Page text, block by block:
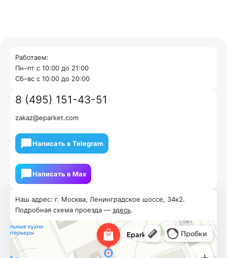
Наш адрес: г. Москва, Ленинградское шоссе, 34к2.
Подробная схема проезда — здесь.
Работаем:
Пн–пт с 10:00 до 21:00
Cб–вс с 10:00 до 20:00
8 (495) 151-43-51
zakaz@eparket.com
Написать в Telegram
Написать в Мах